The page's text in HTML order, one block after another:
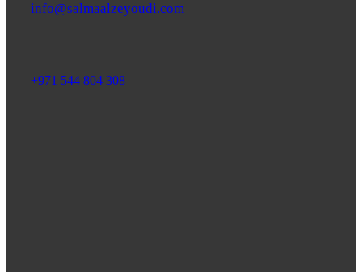
info@salmaalzeyoudi.com
+971 544 804 308